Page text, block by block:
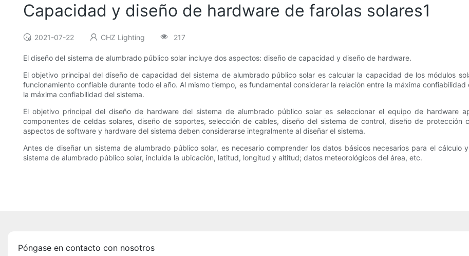
Capacidad y diseño de hardware de farolas solares1
2021-07-22 CHZ Lighting 217
El diseño del sistema de alumbrado público solar incluye dos aspectos: diseño de capacidad y diseño de hardware.
El objetivo principal del diseño de capacidad del sistema de alumbrado público solar es calcular la capacidad de los módulos
funcionamiento confiable durante todo el año. Al mismo tiempo, es fundamental considerar la relación entre la máxima
la máxima confiabilidad del sistema.
El objetivo principal del diseño de hardware del sistema de alumbrado público solar es seleccionar el equipo de hardware
componentes de celdas solares, diseño de soportes, selección de cables, diseño del sistema de control, diseño de protección
aspectos de software y hardware del sistema deben considerarse integralmente al diseñar el sistema.
Antes de diseñar un sistema de alumbrado público solar, es necesario comprender los datos básicos necesarios para el
sistema de alumbrado público solar, incluida la ubicación, latitud, longitud y altitud; datos meteorológicos del área, etc.
Póngase en contacto con nosotros